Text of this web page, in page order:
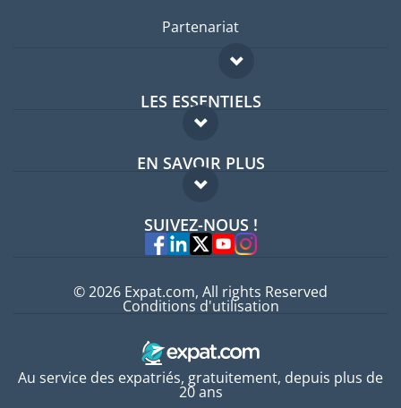
Partenariat
LES ESSENTIELS
Forum expatriés
Guides pays
EN SAVOIR PLUS
FAQ
Experts
SUIVEZ-NOUS !
Au service des expatriés, gratuitement, depuis plus de
20 ans
© 2026 Expat.com, All rights Reserved
Conditions d'utilisation